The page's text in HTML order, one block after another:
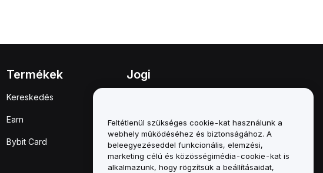
Termékek
Kereskedés
Earn
Bybit Card
Jogi
A letétkezelési és
adminisztrációs szabályzat
összefoglalója
ESG-információk
Feltétlenül szükséges cookie-kat használunk a
webhely működéséhez és biztonságához. A
beleegyezéseddel funkcionális, elemzési,
marketing célú és közösségimédia-cookie-kat is
alkalmazunk, hogy rögzítsük a beállításaidat,